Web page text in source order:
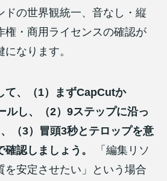
ドの世界観統一、音なし・縦
権・商用ライセンスの確認が
なります。
て、（1）まずCapCutか
ルし、（2）9ステップに沿っ
（3）冒頭3秒とテロップを意
認しましょう。
「編集リソ
を安定させたい」という場合